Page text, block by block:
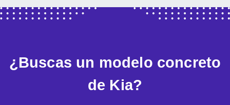
¿Buscas un modelo concreto
de Kia?